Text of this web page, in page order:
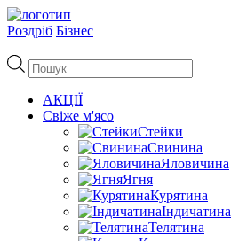
Роздріб Бізнес
Пошук
товарів
АКЦІЇ
Свіже м'ясо
Стейки
Свинина
Яловичина
Ягня
Курятина
Індичатина
Телятина